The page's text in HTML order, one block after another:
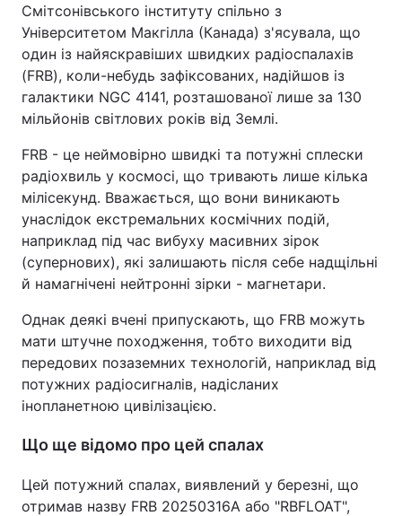
Смітсонівського інституту спільно з
Університетом Макгілла (Канада) з'ясувала, що
один із найяскравіших швидких радіоспалахів
(FRB), коли-небудь зафіксованих, надійшов із
галактики NGC 4141, розташованої лише за 130
мільйонів світлових років від Землі.
FRB - це неймовірно швидкі та потужні сплески
радіохвиль у космосі, що тривають лише кілька
мілісекунд. Вважається, що вони виникають
унаслідок екстремальних космічних подій,
наприклад під час вибуху масивних зірок
(супернових), які залишають після себе надщільні
й намагнічені нейтронні зірки - магнетари.
Однак деякі вчені припускають, що FRB можуть
мати штучне походження, тобто виходити від
передових позаземних технологій, наприклад від
потужних радіосигналів, надісланих
інопланетною цивілізацією.
Що ще відомо про цей спалах
Цей потужний спалах, виявлений у березні, що
отримав назву FRB 20250316A або "RBFLOAT",